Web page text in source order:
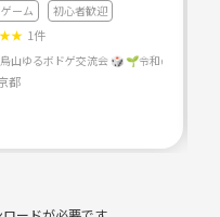
ーム 初心者歓迎
★★ 1件
都